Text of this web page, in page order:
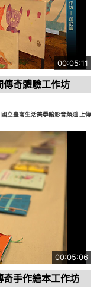
00:05:11
奇體驗工作坊
國立臺南生活美學館影音頻道 上傳
00:05:06
手作繪本工作坊